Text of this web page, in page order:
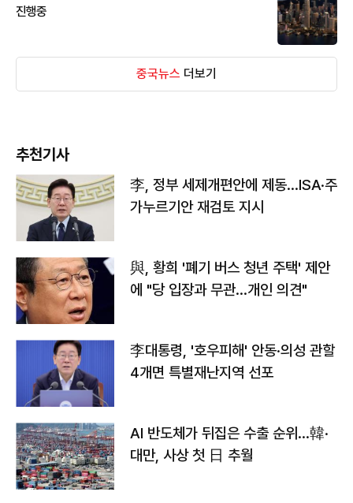
진행중
중국뉴스 더보기
추천기사
李, 정부 세제개편안에 제동…ISA·주
가누르기안 재검토 지시
與, 황희 '폐기 버스 청년 주택' 제안
에 "당 입장과 무관…개인 의견"
李대통령, '호우피해' 안동·의성 관할
4개면 특별재난지역 선포
AI 반도체가 뒤집은 수출 순위…韓·
대만, 사상 첫 日 추월